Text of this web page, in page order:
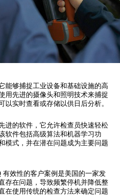
能够捕捉工业设备和基础设施的高
用先进的摄像头和照明技术来捕捉
以实时查看或存储以供日后分析。
进的软件，它允许检查员快速轻松
软件包括高级算法和机器学习功
模式，并在潜在问题成为主要问题
有效性的客户案例是美国的一家发
存在问题，导致频繁停机并降低整
在使用传统的检查方法来确定问题